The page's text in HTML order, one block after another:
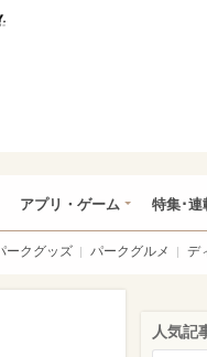
アプリ・ゲーム 特集･連
ークグッズ パークグルメ デ
人気記